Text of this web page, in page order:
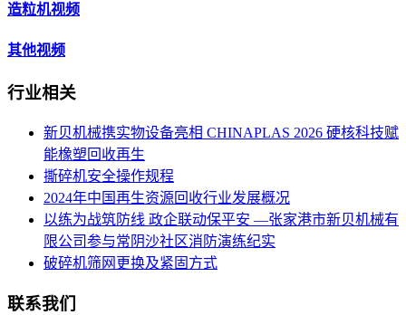
造粒机视频
其他视频
行业相关
新贝机械携实物设备亮相 CHINAPLAS 2026 硬核科技赋
能橡塑回收再生
撕碎机安全操作规程
2024年中国再生资源回收行业发展概况
以练为战筑防线 政企联动保平安 —张家港市新贝机械有
限公司参与常阴沙社区消防演练纪实
破碎机筛网更换及紧固方式
联系我们